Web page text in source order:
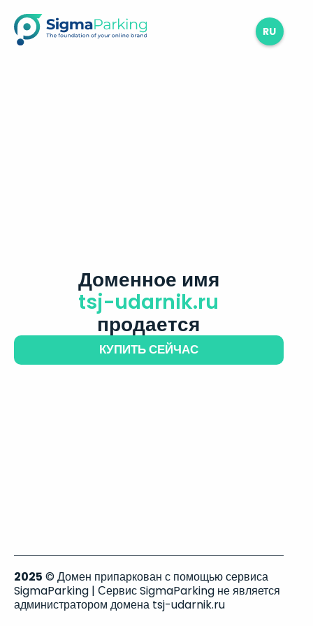
RU
Доменное имя
tsj-udarnik.ru
продается
КУПИТЬ СЕЙЧАС
2025 © Домен припаркован с помощью сервиса
SigmaParking | Сервис SigmaParking не является
администратором домена tsj-udarnik.ru